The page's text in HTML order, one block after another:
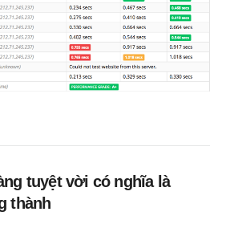
tuyệt vời có nghĩa là
thành